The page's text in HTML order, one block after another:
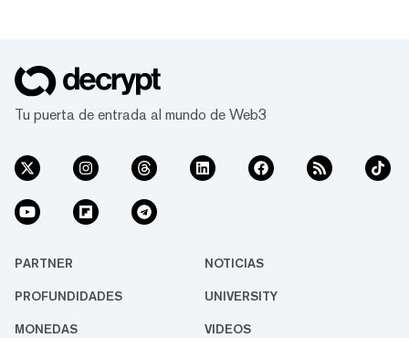
Tu puerta de entrada al mundo de Web3
PARTNER NOTICIAS
PROFUNDIDADES UNIVERSITY
MONEDAS VIDEOS